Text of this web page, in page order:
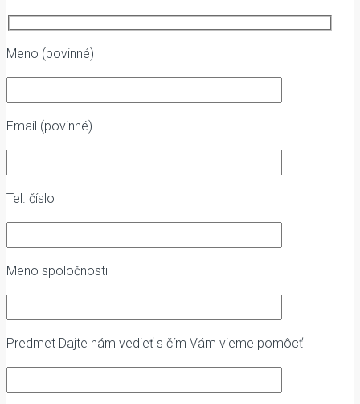
Meno (povinné)
Email (povinné)
Tel. číslo
Meno spoločnosti
Predmet Dajte nám vedieť s čím Vám vieme pomôcť